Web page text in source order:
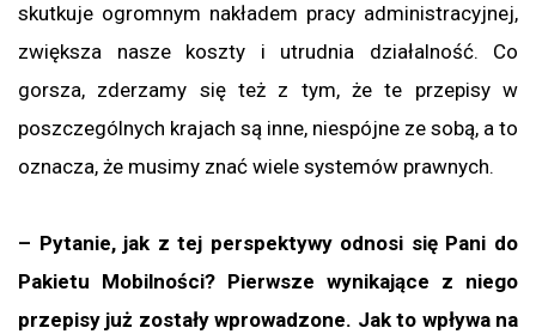
skutkuje ogromnym nakładem pracy administracyjnej,
zwiększa nasze koszty i utrudnia działalność. Co
gorsza, zderzamy się też z tym, że te przepisy w
poszczególnych krajach są inne, niespójne ze sobą, a to
oznacza, że musimy znać wiele systemów prawnych.
– Pytanie, jak z tej perspektywy odnosi się Pani do
Pakietu Mobilności? Pierwsze wynikające z niego
przepisy już zostały wprowadzone. Jak to wpływa na